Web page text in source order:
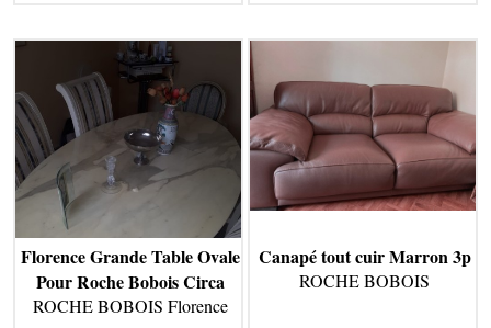
Florence Grande Table Ovale
Pour Roche Bobois Circa
ROCHE BOBOIS Florence
Canapé tout cuir Marron 3p
ROCHE BOBOIS